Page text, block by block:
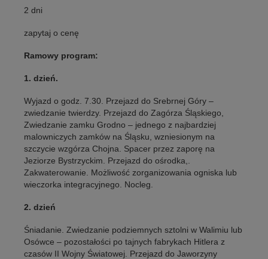
2 dni
zapytaj o cenę
Ramowy program:
1. dzień.
Wyjazd o godz. 7.30. Przejazd do Srebrnej Góry –
zwiedzanie twierdzy. Przejazd do Zagórza Śląskiego,
Zwiedzanie zamku Grodno – jednego z najbardziej
malowniczych zamków na Śląsku, wzniesionym na
szczycie wzgórza Chojna. Spacer przez zaporę na
Jeziorze Bystrzyckim. Przejazd do ośrodka,.
Zakwaterowanie. Możliwość zorganizowania ogniska lub
wieczorka integracyjnego. Nocleg.
2. dzień
Śniadanie. Zwiedzanie podziemnych sztolni w Walimiu lub
Osówce – pozostałości po tajnych fabrykach Hitlera z
czasów II Wojny Światowej. Przejazd do Jaworzyny